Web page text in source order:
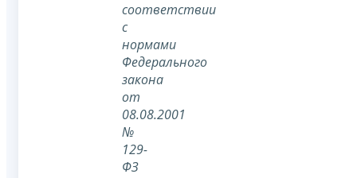
соответствии
с
нормами
Федерального
закона
от
08.08.2001
№
129-
ФЗ